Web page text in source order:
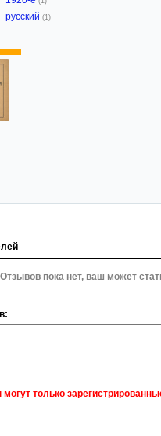
русский (1)
Отзывов пока нет, ваш может
только